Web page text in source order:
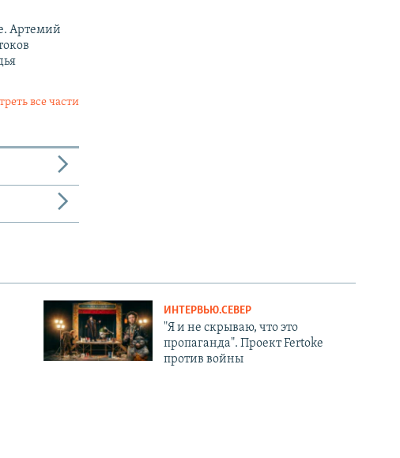
Артемий
все части
ИНТЕРВЬЮ.СЕВЕР
"Я и не скрываю, что это
пропаганда". Проект Fertoke
против войны